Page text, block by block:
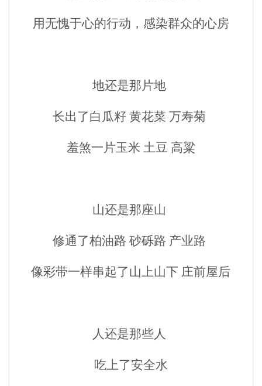
用无愧于心的行动，感染群众的心房
地还是那片地
长出了白瓜籽 黄花菜 万寿菊
羞煞一片玉米 土豆 高粱
山还是那座山
修通了柏油路 砂砾路 产业路
像彩带一样串起了山上山下 庄前屋后
人还是那些人
吃上了安全水